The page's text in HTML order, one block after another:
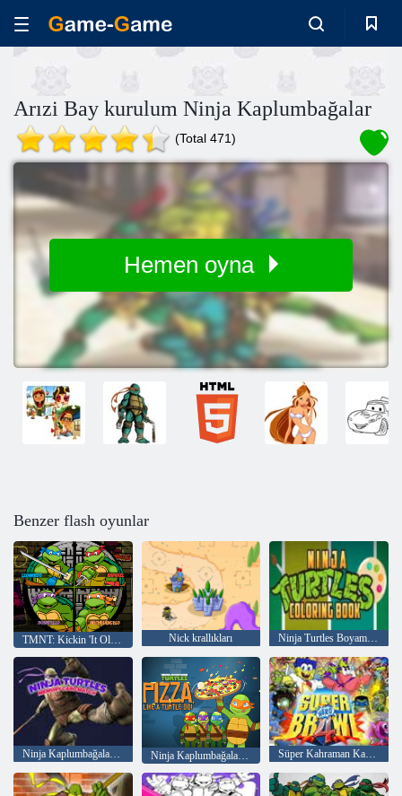
Arızi Bay kurulum Ninja Kaplumbağalar
(Total 471)
Hemen oyna
Benzer flash oyunlar
TMNT: Kickin 'It Old School Nick krallıkları Ninja Turtles Boyama Kitabı
Ninja Kaplumbağalar Hafıza kartı Maç Ninja Kaplumbağalar: Kaplumbağa Gibi Pizza Yapıyor! Süper Kahraman Kavgası 4